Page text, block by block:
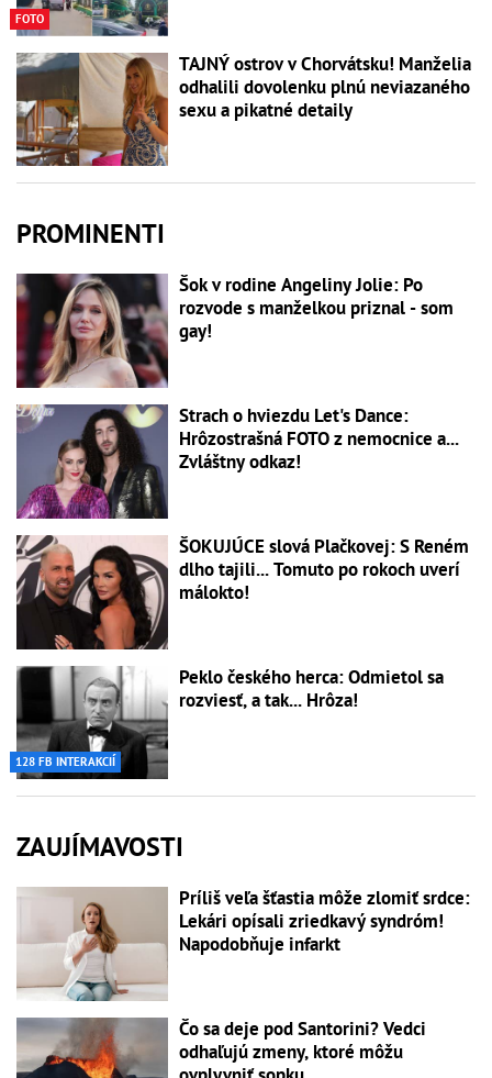
FOTO
TAJNÝ ostrov v Chorvátsku! Manželia
odhalili dovolenku plnú neviazaného
sexu a pikatné detaily
PROMINENTI
Šok v rodine Angeliny Jolie: Po
rozvode s manželkou priznal - som
gay!
Strach o hviezdu Let's Dance:
Hrôzostrašná FOTO z nemocnice a...
Zvláštny odkaz!
ŠOKUJÚCE slová Plačkovej: S Reném
dlho tajili... Tomuto po rokoch uverí
málokto!
128 FB INTERAKCIÍ
Peklo českého herca: Odmietol sa
rozviesť, a tak... Hrôza!
ZAUJÍMAVOSTI
Príliš veľa šťastia môže zlomiť srdce:
Lekári opísali zriedkavý syndróm!
Napodobňuje infarkt
Čo sa deje pod Santorini? Vedci
odhaľujú zmeny, ktoré môžu